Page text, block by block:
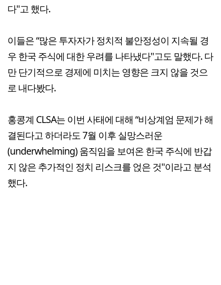
다"고 했다.
이들은 “많은 투자자가 정치적 불안정성이 지속될 경
우 한국 주식에 대한 우려를 나타냈다"고도 말했다. 다
만 단기적으로 경제에 미치는 영향은 크지 않을 것으
로 내다봤다.
홍콩계 CLSA는 이번 사태에 대해 “비상계엄 문제가 해
결된다고 하더라도 7월 이후 실망스러운
(underwhelming) 움직임을 보여온 한국 주식에 반갑
지 않은 추가적인 정치 리스크를 얹은 것"이라고 분석
했다.